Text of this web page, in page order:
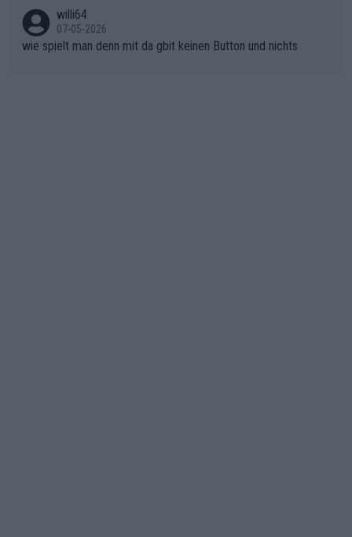
n)
willi64
07-05-2026
wie spielt man denn mit da gbit keinen Button und nichts